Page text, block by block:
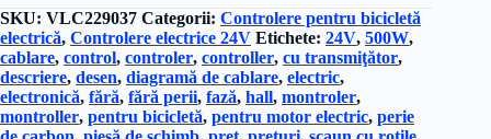
205,00 lei.
SKU: VLC229037 Categorii: Controlere pentru bicicletă
electrică, Controlere electrice 24V Etichete: 24V, 500W,
cablare, control, controler, controller, cu transmiţător,
descriere, desen, diagramă de cablare, electric,
electronică, fără, fără perii, fază, hall, montroler,
montroller, pentru bicicletă, pentru motor electric, perie